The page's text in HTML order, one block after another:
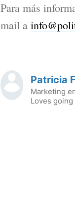
Para más
mail a
Patricia
Marketing
Loves